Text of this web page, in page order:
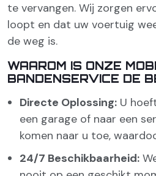
te vervangen. Wij zorgen
loopt en dat uw voertuig
de weg is.
WAAROM IS ONZE
BANDENSERVICE DE
Directe Oplossing: U
een garage of naar een
komen naar u toe,
24/7 Beschikbaarheid: